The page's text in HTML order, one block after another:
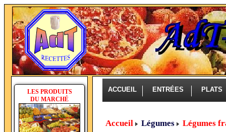
LES PRODUITS
DU MARCHÉ
ACCUEIL ENTRÉES PLATS
Accueil Légumes Légumes